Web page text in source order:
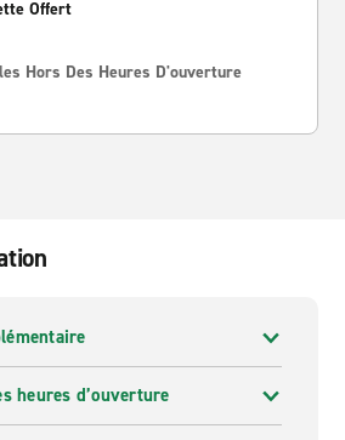
Offert
Hors Des Heures D'ouverture
heures d’ouverture